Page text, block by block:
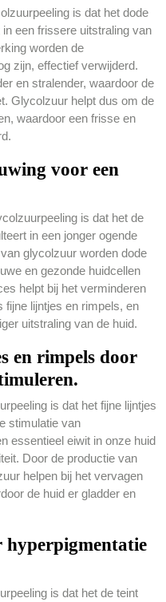
is dat het dode
een frissere uitstraling van
worden de
zijn, effectief verwijderd.
en stralender, waardoor de
Glycolzuur helpt dus om de
waardoor een frisse en
voor een
is dat het de
in een jonger ogende
glycolzuur worden dode
en gezonde huidcellen
helpt bij het verminderen
fijne lijntjes en rimpels, en
uitstraling van de huid.
en rimpels door
is dat het fijne lijntjes
stimulatie van
essentieel eiwit in onze huid
Door de productie van
helpen bij het vervagen
de huid er gladder en
hyperpigmentatie
is dat het de teint